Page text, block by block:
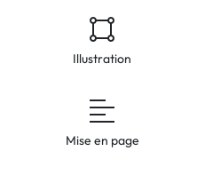
Illustration
Mise en page